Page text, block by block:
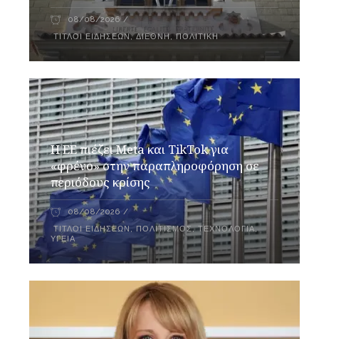
08/08/2026
ΤΊΤΛΟΙ ΕΙΔΉΣΕΩΝ,ΔΙΕΘΝΉ,ΠΟΛΙΤΙΚΉ
Η ΕΕ πιέζει Meta και TikTok για
«φρένο» στην παραπληροφόρηση σε
περιόδους κρίσης
08/08/2026
ΤΊΤΛΟΙ ΕΙΔΉΣΕΩΝ , ΠΟΛΙΤΙΣΜΌΣ,ΤΕΧΝΟΛΟΓΊΑ,
ΥΓΕΊΑ